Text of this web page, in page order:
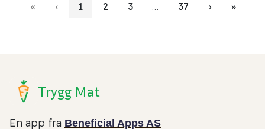
«
‹ 1 2 3 … 37 › »
Trygg Mat
En app fra Beneficial Apps AS